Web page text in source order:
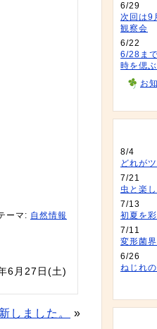
ーマ: 自然情報
6月27日(土)
しました。 »
6/29
次回は
観察会
6/22
6/28ま
時を偲ぶ
お
8/4
どれが
7/21
虫と楽
7/13
初夏を
7/11
変形菌
6/26
ねじれ